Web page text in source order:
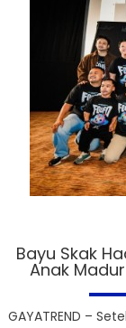
Bayu Skak
Anak
GAYATREND –